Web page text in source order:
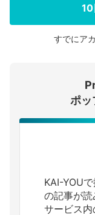
10
すでにア
ポッ
KAI-YOU
の記事が読
サービス